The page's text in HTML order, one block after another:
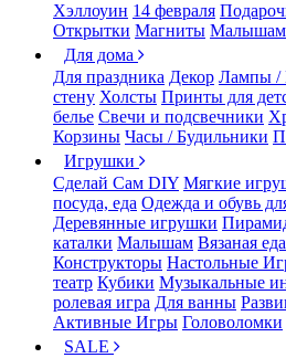
Хэллоуин 14 февраля
Открытки Магниты Малышам
Для дома
Для праздника Декор Лампы /
стену Холсты Принты для
белье Свечи и подсвечники
Корзины Часы / Будильники
Игрушки
Сделай Сам DIY Мягкие
посуда, еда Одежда и обувь
Деревянные игрушки
каталки Малышам Вязаная еда
Конструкторы Настольные
театр Кубики Музыкальные
ролевая игра Для ванны
Активные Игры Головоломки
SALE